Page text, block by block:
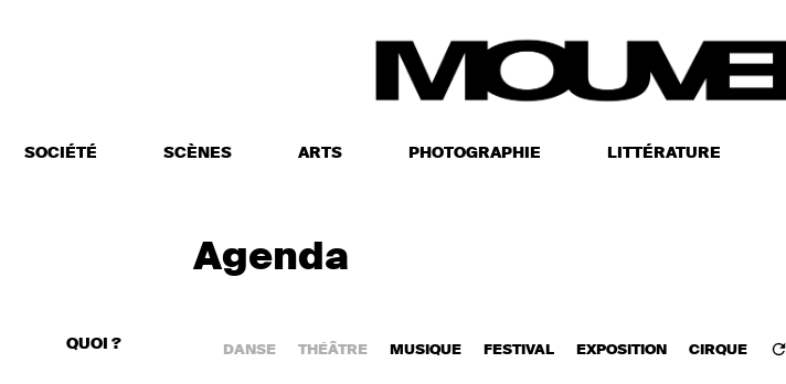
SOCIÉTÉ SCÈNES ARTS PHOTOGRAPHIE LITTÉRATURE
Agenda
QUOI ? DANSE THÉÂTRE MUSIQUE FESTIVAL EXPOSITION CIRQUE